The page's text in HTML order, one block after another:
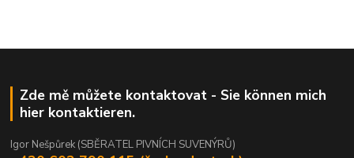
Zde mě můžete kontaktovat - Sie können mich
hier kontaktieren.
Igor Nešpůrek (SBĚRATEL PIVNÍCH SUVENÝRŮ)